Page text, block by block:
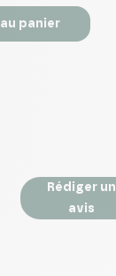
au panier
Rédiger un
avis